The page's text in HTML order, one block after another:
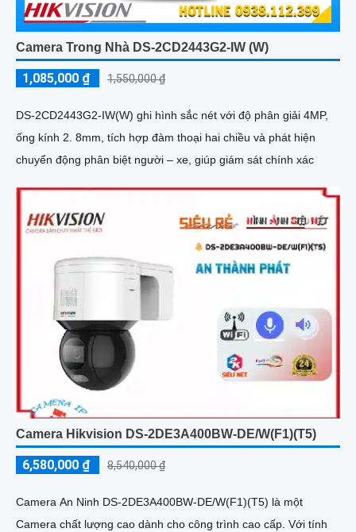
Camera Trong Nhà DS-2CD2443G2-IW (W)
1,085,000 ₫ 1,550,000 ₫
DS-2CD2443G2-IW(W) ghi hình sắc nét với độ phân giải 4MP,
ống kính 2. 8mm, tích hợp đàm thoại hai chiều và phát hiện
chuyển động phân biệt người – xe, giúp giám sát chính xác
Camera Hikvision DS-2DE3A400BW-DE/W(F1)(T5)
6,580,000 ₫ 8,540,000 ₫
Camera An Ninh DS-2DE3A400BW-DE/W(F1)(T5) là một
Camera chất lượng cao dành cho công trình cao cấp. Với tính